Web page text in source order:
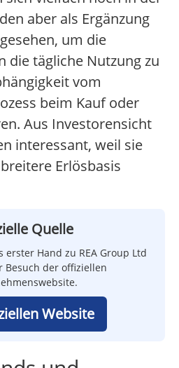
aber als Ergänzung
um die
die tägliche Nutzung zu
vom
beim Kauf oder
Aus Investorensicht
interessant, weil sie
Erlösbasis
Quelle
Hand zu REA Group Ltd
Besuch der offiziellen
Website